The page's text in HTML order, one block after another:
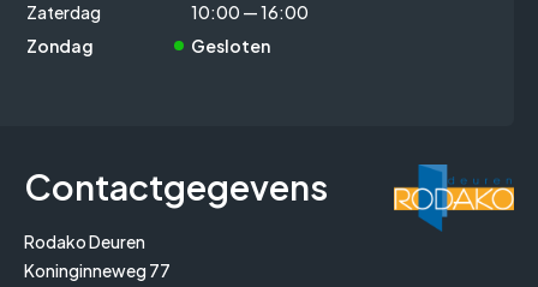
Zaterdag
10:00 — 16:00
Zondag
Gesloten
Contactgegevens
Rodako Deuren
Koninginneweg 77